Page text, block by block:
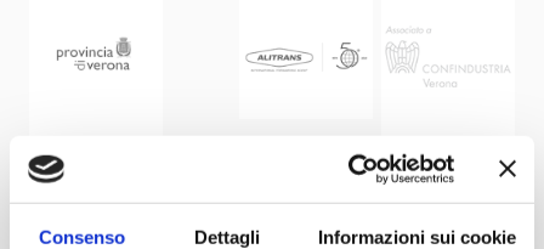
Consenso Dettagli Informazioni sui cookie